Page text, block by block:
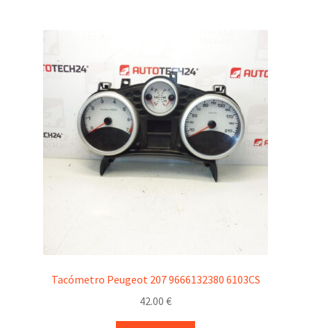
Tacómetro Peugeot 207 9666132380 6103CS
42.00 €